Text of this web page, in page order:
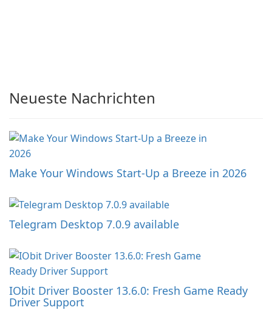
Neueste Nachrichten
Make Your Windows Start-Up a Breeze in 2026
Telegram Desktop 7.0.9 available
IObit Driver Booster 13.6.0: Fresh Game Ready
Driver Support